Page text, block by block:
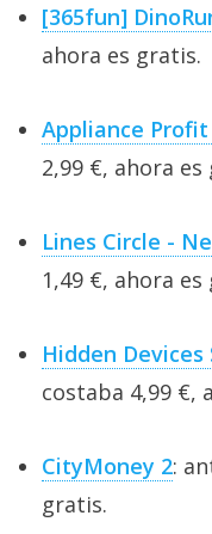
[365fun]
ahora es gratis.
Appliance
2,99 €, ahora es
Lines Circle -
1,49 €, ahora es
Hidden Devices
costaba 4,99 €,
CityMoney 2:
gratis.